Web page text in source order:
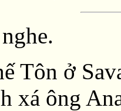
Tôn ở
xá ông